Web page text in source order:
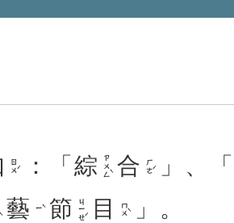
ㄖㄨˊ ：「 綜 ㄗㄨㄥˋ 合 ㄏㄜˊ 」、「
藝 ㄧˋ 節 ㄐㄧㄝˊ 目 ㄇㄨˋ 」。